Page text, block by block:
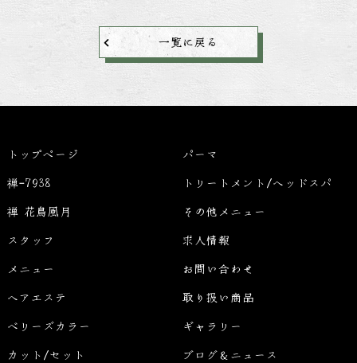
一覧に戻る
トップページ
禅-7938
禅 花鳥風月
スタッフ
メニュー
ヘアエステ
ベリーズカラー
カット/セット
パーマ
トリートメント/ヘッドスパ
その他メニュー
求人情報
お問い合わせ
取り扱い商品
ギャラリー
ブログ＆ニュース